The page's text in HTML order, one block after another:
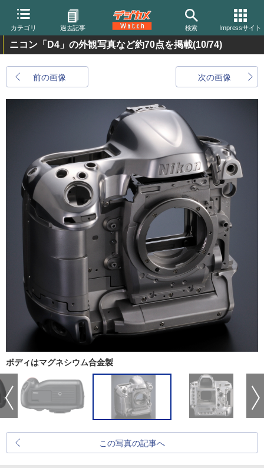
カテゴリ 過去記事 検索 Impressサイト
ニコン「D4」の外観写真など約70点を掲載(10/74)
前の画像 次の画像
ボディはマグネシウム合金製
この写真の記事へ